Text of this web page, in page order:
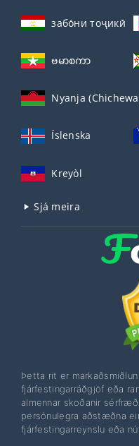
забо́ни тоҷикӣ́
ဗမာစကာ
Nyanja
Íslenska
Kreyòl
Sjá meira
Þetta rit er
fjárfestingarráðgjöf eða
almennar skoðanir
persónulegra aðstæðna
fjárfestingarreynslu eða